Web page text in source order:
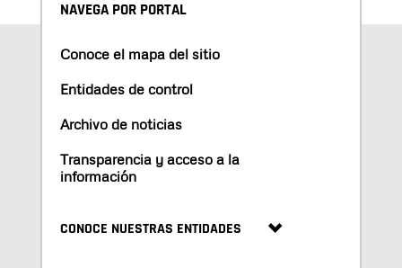
NAVEGA POR PORTAL
Conoce el mapa del sitio
Entidades de control
Archivo de noticias
Transparencia y acceso a la
información
CONOCE NUESTRAS ENTIDADES